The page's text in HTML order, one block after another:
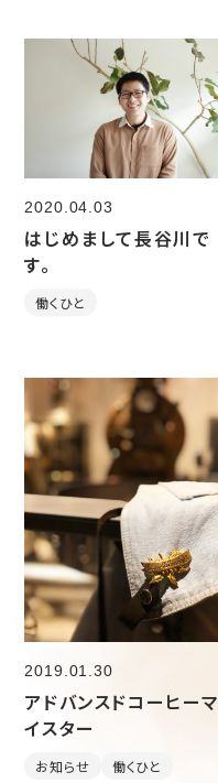
2020.04.03
はじめまして長谷川で
す。
働くひと
2019.01.30
アドバンスドコーヒーマ
イスター
お知らせ 働くひと